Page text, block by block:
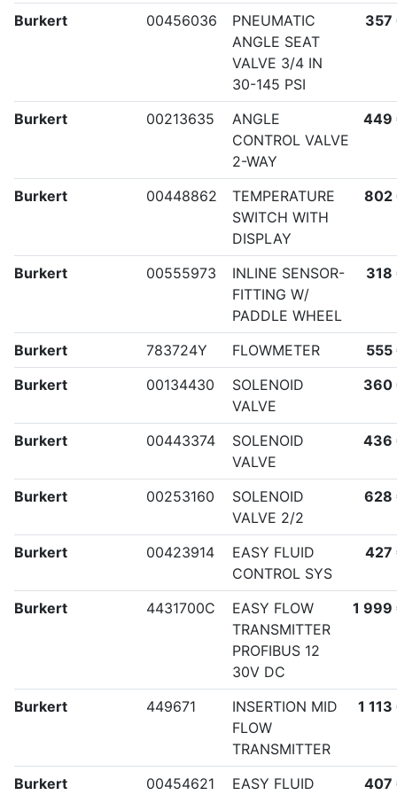
Burkert
00456036
PNEUMATIC
ANGLE SEAT
VALVE 3/4 IN
30-145 PSI
357
Burkert 00213635
ANGLE
CONTROL VALVE
2-WAY
449
Burkert 00448862
TEMPERATURE
SWITCH WITH
DISPLAY
802
Burkert 00555973
INLINE SENSOR-
FITTING W/
PADDLE WHEEL
318
Burkert 783724Y FLOWMETER
555
Burkert
00134430
SOLENOID
VALVE
360
Burkert 00443374
SOLENOID
VALVE
436
Burkert 00253160
SOLENOID
VALVE 2/2
628
Burkert 00423914
EASY FLUID
CONTROL SYS
427
Burkert 4431700C
EASY FLOW
TRANSMITTER
PROFIBUS 12
30V DC
1 999
Burkert 449671
INSERTION MID
FLOW
TRANSMITTER
1 113
Burkert 00454621
EASY FLUID
407